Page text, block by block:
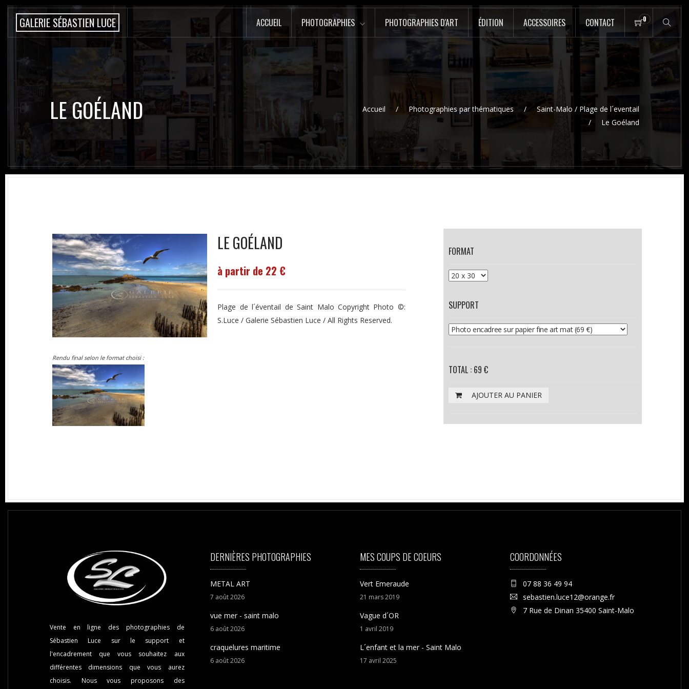
GALERIE SÉBASTIEN LUCE ACCUEIL PHOTOGRAPHIES PHOTOGRAPHIES D'ART ÉDITION ACCESSOIRES CONTACT 0
LE GOÉLAND Accueil Photographies par thématiques
Saint-Malo / Plage de l´eventail
Le Goéland
Rendu final selon le format choisi :
LE GOÉLAND
à partir de 22 €
Plage de l´éventail de Saint Malo Copyright Photo ©:
S.Luce / Galerie Sébastien Luce / All Rights Reserved.
FORMAT
SUPPORT
TOTAL : 69 €
AJOUTER AU PANIER
Vente en ligne des photographies de
Sébastien Luce sur le support et
l'encadrement que vous souhaitez aux
différentes dimensions que vous aurez
choisis. Nous vous proposons des
DERNIÈRES PHOTOGRAPHIES
METAL ART
7 août2026
vue mer - saint malo
6août2026
craquelures maritime
6août2026
MES COUPS DE COEURS
Vert Emeraude
21 mars2019
Vague d´OR
1 avril 2019
L´enfant et la mer - Saint Malo
17 avril 2025
COORDONNÉES
07 88 36 49 94
sebastien.luce12@orange.fr
7 Rue de Dinan 35400 Saint-Malo